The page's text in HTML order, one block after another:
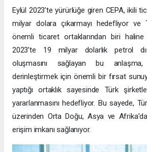
Eylül 2023’te yürürlüğe giren CEPA, ikili
milyar dolara çıkarmayı hedefliyor ve
önemli ticaret ortaklarından biri haline
2023’te 19 milyar dolarlık petrol
oluşmasını sağlayan bu
derinleştirmek için önemli bir fırsat
yaptığı ortaklık sayesinde Türk
yararlanmasını hedefliyor. Bu sayede,
üzerinden Orta Doğu, Asya ve
erişim imkanı sağlanıyor.